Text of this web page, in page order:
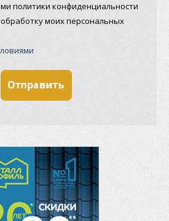
политики конфиденциальности
моих персональных